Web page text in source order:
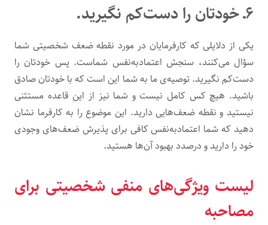
۶ـ خودتان را دست‌کم نگیرید.
یکی از دلایلی که کارفرمایان در مورد نقطه ضعف شخصیتی شما
سؤال می­‌کنند، سنجش اعتمادبه‌نفس شماست. پس خودتان را
دست‌کم نگیرید. توصیه­‌ی ما به شما این است که با خودتان صادق
باشید. هیچ کس کامل نیست و شما نیز از این قاعده مستثنی
نیستید و نقطه ضعف­‌هایی دارید. این موضوع را به کارفرما نشان
دهید که شما اعتمادبه‌نفس کافی برای پذیرش ضعف‌های وجودی
خود را دارید و درصدد بهبود آن­‌ها هستید.
لیست ویژگی‌های منفی شخصیتی برای
مصاحبه